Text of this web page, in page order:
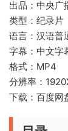
出品：中央广
类型：纪录片
语言：汉语普
字幕：中文字
格式：MP4
分辨率：
下载：百度网